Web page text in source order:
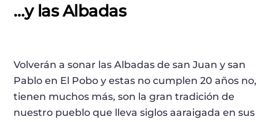
…y las Albadas
Volverán a sonar las Albadas de san Juan y san
Pablo en El Pobo y estas no cumplen 20 años no,
tienen muchos más, son la gran tradición de
nuestro pueblo que lleva siglos aaraigada en sus